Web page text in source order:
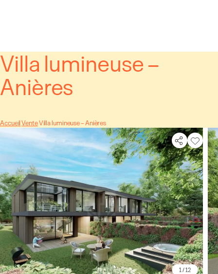
Villa lumineuse –
Anières
AccueilVenteVilla lumineuse – Anières
1 / 12